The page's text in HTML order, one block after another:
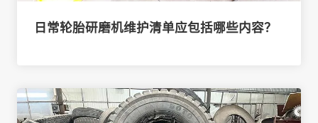
日常轮胎研磨机维护清单应包括哪些内容？